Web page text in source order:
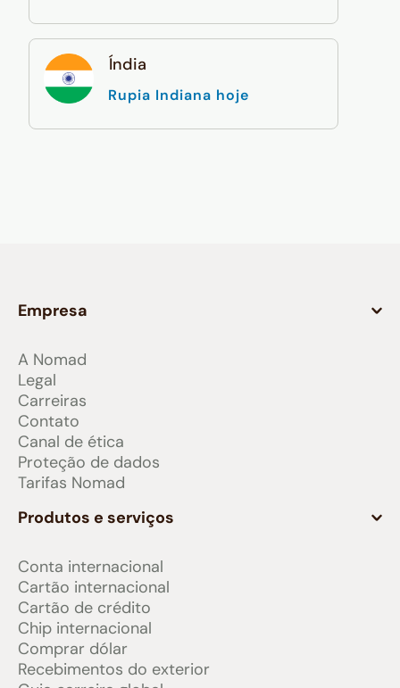
Índia
Rupia Indiana hoje
Empresa
A Nomad
Legal
Carreiras
Contato
Canal de ética
Proteção de dados
Tarifas Nomad
Produtos e serviços
Conta internacional
Cartão internacional
Cartão de crédito
Chip internacional
Comprar dólar
Recebimentos do exterior